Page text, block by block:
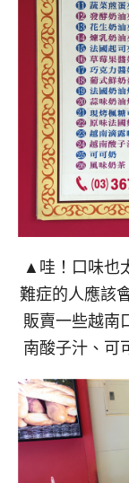
▲哇！口味也
難症的人應該
販賣一些越南
南酸子汁、可